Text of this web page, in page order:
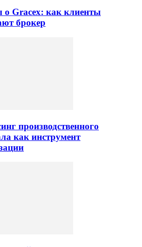
Gracex: как клиенты
брокер
производственного
как инструмент